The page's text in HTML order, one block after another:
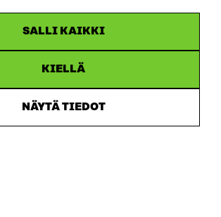
SALLI KAIKKI
KIELLÄ
NÄYTÄ TIEDOT